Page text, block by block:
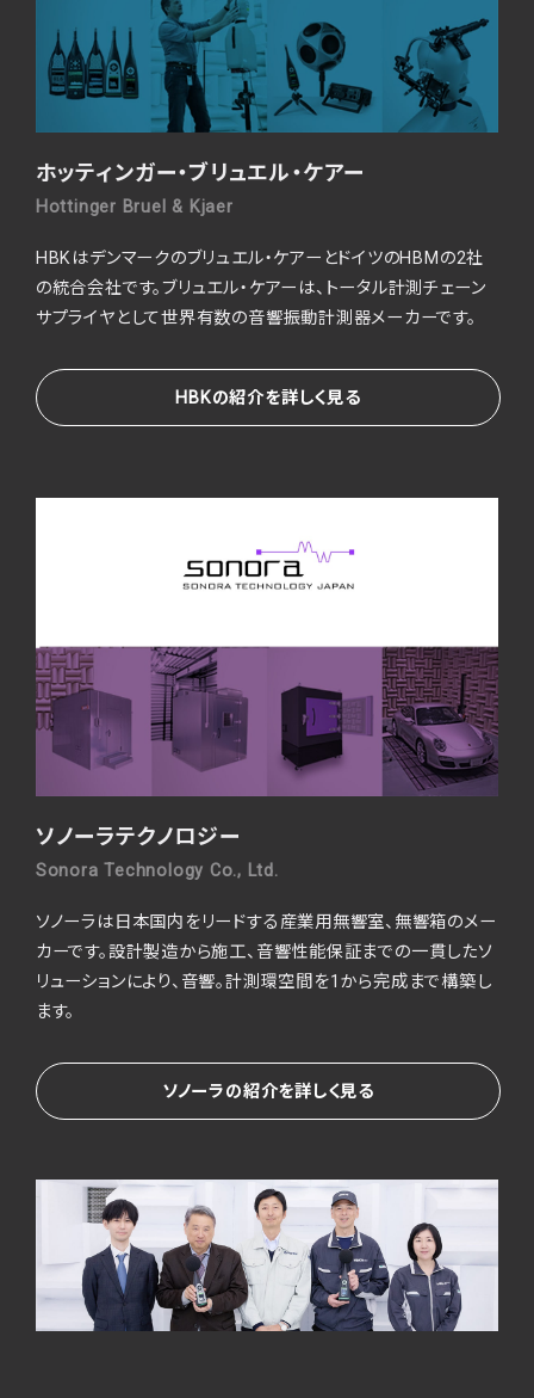
ホッティンガー・ブリュエル・ケアー
Hottinger Bruel & Kjaer
HBKはデンマークのブリュエル・ケアーとドイツのHBMの2社
の統合会社です。ブリュエル・ケアーは、トータル計測チェーン
サプライヤとして世界有数の音響振動計測器メーカーです。
HBKの紹介を詳しく見る
ソノーラテクノロジー
Sonora Technology Co., Ltd.
ソノーラは日本国内をリードする産業用無響室、無響箱のメー
カーです。設計製造から施工、音響性能保証までの一貫したソ
リューションにより、音響。計測環空間を1から完成まで構築し
ます。
ソノーラの紹介を詳しく見る